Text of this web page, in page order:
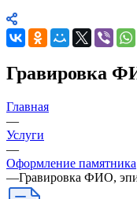
Гравировка
Главная
—
Услуги
—
Оформление памятника
—Гравировка ФИО,